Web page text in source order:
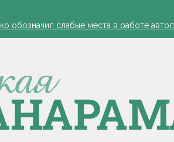
борюсь за деревню
обозначил слабые места в работе
на селе: "Просрочка и тухлятина!"
14 машин по всей стране - МЧС
работников ПМК-182
я борюсь за деревню
обозначил слабые места в работе
на селе: "Просрочка и тухлятина!"
14 машин по всей стране - МЧС